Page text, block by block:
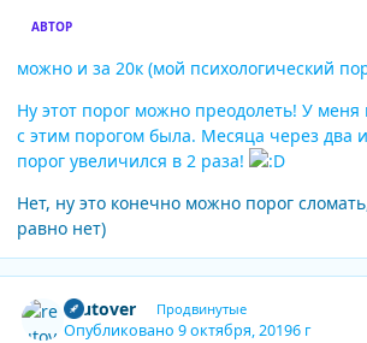
АВТОР
можно и за 20к (мой психологический
Ну этот порог можно преодолеть! У меня
с этим порогом была. Месяца через два
порог увеличился в 2 раза!
Нет, ну это конечно можно порог
равно нет)
reutover Продвинутые
Опубликовано9 октября, 20196 г